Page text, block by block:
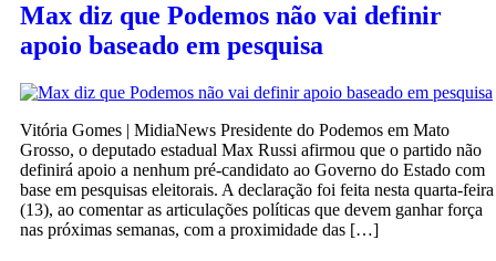
Max diz que Podemos não vai definir
apoio baseado em pesquisa
Vitória Gomes | MidiaNews Presidente do Podemos em Mato
Grosso, o deputado estadual Max Russi afirmou que o partido não
definirá apoio a nenhum pré-candidato ao Governo do Estado com
base em pesquisas eleitorais. A declaração foi feita nesta quarta-feira
(13), ao comentar as articulações políticas que devem ganhar força
nas próximas semanas, com a proximidade das […]